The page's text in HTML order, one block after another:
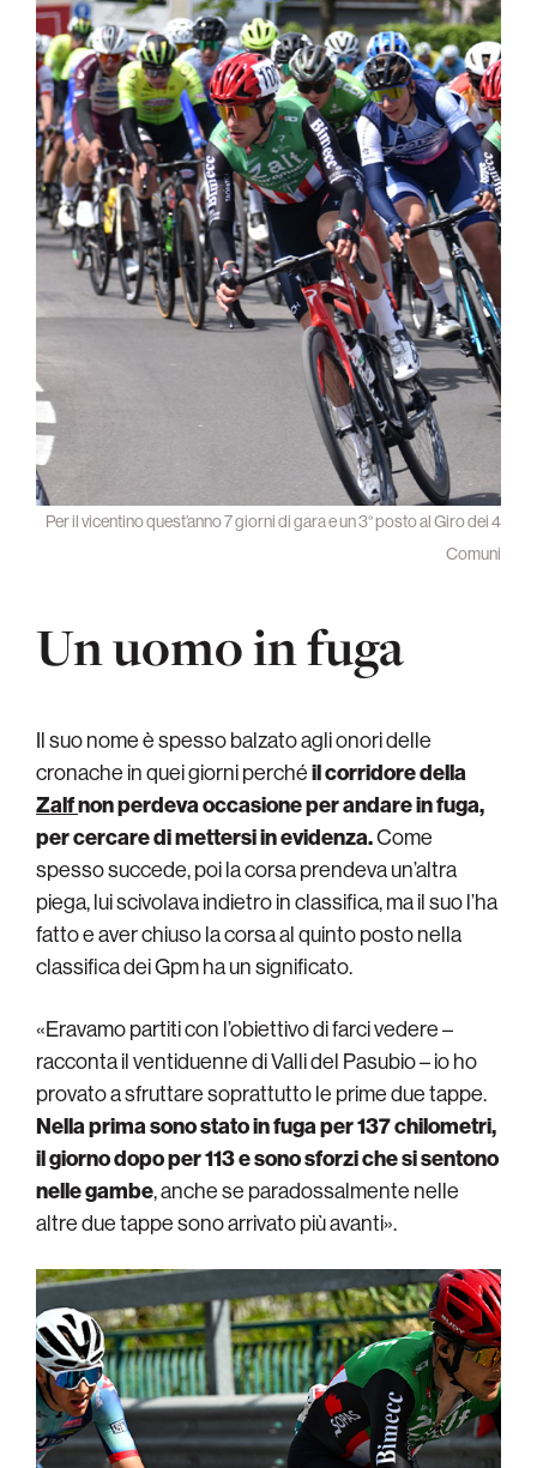
Per il vicentino quest’anno 7 giorni di gara e un 3° posto al Giro dei 4
Comuni
Un uomo in fuga
Il suo nome è spesso balzato agli onori delle
cronache in quei giorni perchéil corridore della
Zalfnon perdeva occasione per andare in fuga,
per cercare di mettersi in evidenza.Come
spesso succede, poi la corsa prendeva un’altra
piega, lui scivolava indietro in classifica, ma il suo l’ha
fatto e aver chiuso la corsa al quinto posto nella
classifica dei Gpm ha un significato.
«Eravamo partiti con l’obiettivo di farci vedere –
racconta il ventiduenne di Valli del Pasubio – io ho
provato a sfruttare soprattutto le prime due tappe.
Nella prima sono stato in fuga per 137 chilometri,
il giorno dopo per 113 e sono sforzi che si sentono
nelle gambe, anche se paradossalmente nelle
altre due tappe sono arrivato più avanti».